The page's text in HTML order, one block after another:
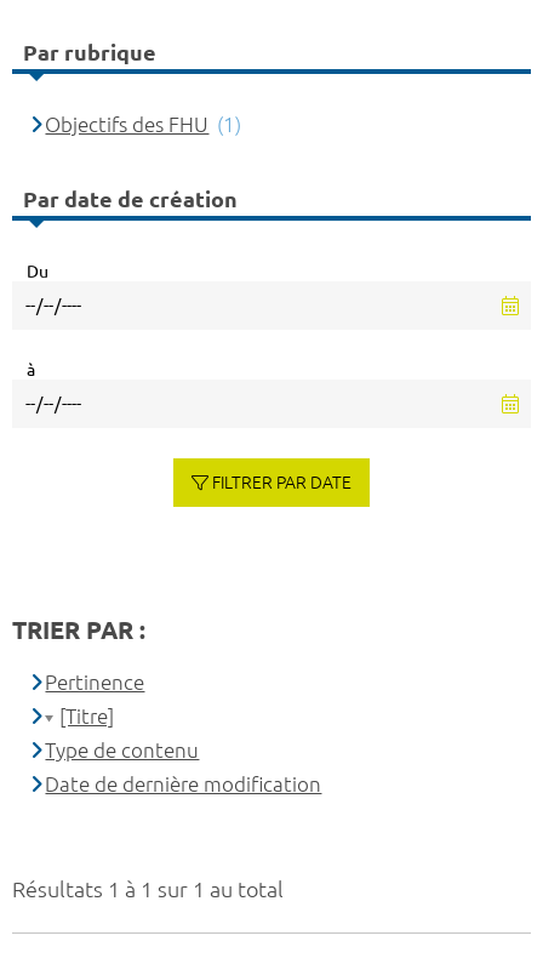
Résultats 1 à 1 sur 1 au total
Par rubrique
Objectifs des FHU (1)
Par date de création
Du
à
FILTRER PAR DATE
TRIER PAR :
Pertinence
[Titre]
Type de contenu
Date de dernière modification